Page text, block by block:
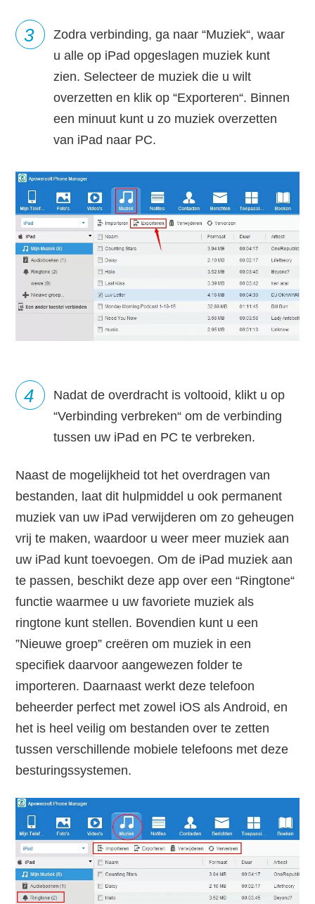
3
Zodra verbinding, ga naar “Muziek“, waar
u alle op iPad opgeslagen muziek kunt
zien. Selecteer de muziek die u wilt
overzetten en klik op “Exporteren“. Binnen
een minuut kunt u zo muziek overzetten
van iPad naar PC.
4
Nadat de overdracht is voltooid, klikt u op
“Verbinding verbreken“ om de verbinding
tussen uw iPad en PC te verbreken.
Naast de mogelijkheid tot het overdragen van
bestanden, laat dit hulpmiddel u ook permanent
muziek van uw iPad verwijderen om zo geheugen
vrij te maken, waardoor u weer meer muziek aan
uw iPad kunt toevoegen. Om de iPad muziek aan
te passen, beschikt deze app over een “Ringtone“
functie waarmee u uw favoriete muziek als
ringtone kunt stellen. Bovendien kunt u een
”Nieuwe groep” creëren om muziek in een
specifiek daarvoor aangewezen folder te
importeren. Daarnaast werkt deze telefoon
beheerder perfect met zowel iOS als Android, en
het is heel veilig om bestanden over te zetten
tussen verschillende mobiele telefoons met deze
besturingssystemen.